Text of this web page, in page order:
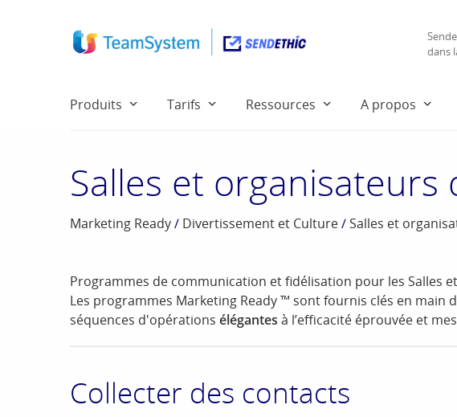
dans
Produits Tarifs Ressources A propos
Salles et organisateurs
Marketing Ready/ Divertissement et Culture/ Salles et
Programmes de communication et fidélisation pour les Salles
Les programmes Marketing Ready ™ sont fournis clés en main
séquences d'opérations élégantes à l’efficacité éprouvée et
Collecter des contacts